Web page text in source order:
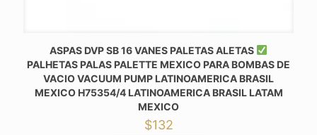
ASPAS DVP SB 16 VANES PALETAS ALETAS
PALHETAS PALAS PALETTE MEXICO PARA BOMBAS DE
VACIO VACUUM PUMP LATINOAMERICA BRASIL
MEXICO H75354/4 LATINOAMERICA BRASIL LATAM
MEXICO
$132